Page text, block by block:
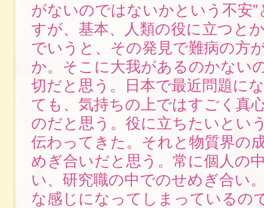
がないのではないかという不安
すが、基本、人類の役に立つと
でいうと、その発見で難病の方
か。そこに大我があるのかない
切だと思う。日本で最近問題に
ても、気持ちの上ではすごく真
のだと思う。役に立ちたいとい
伝わってきた。それと物質界の
めぎ合いだと思う。常に個人の
い、研究職の中でのせめぎ合い
な感じになってしまっているの